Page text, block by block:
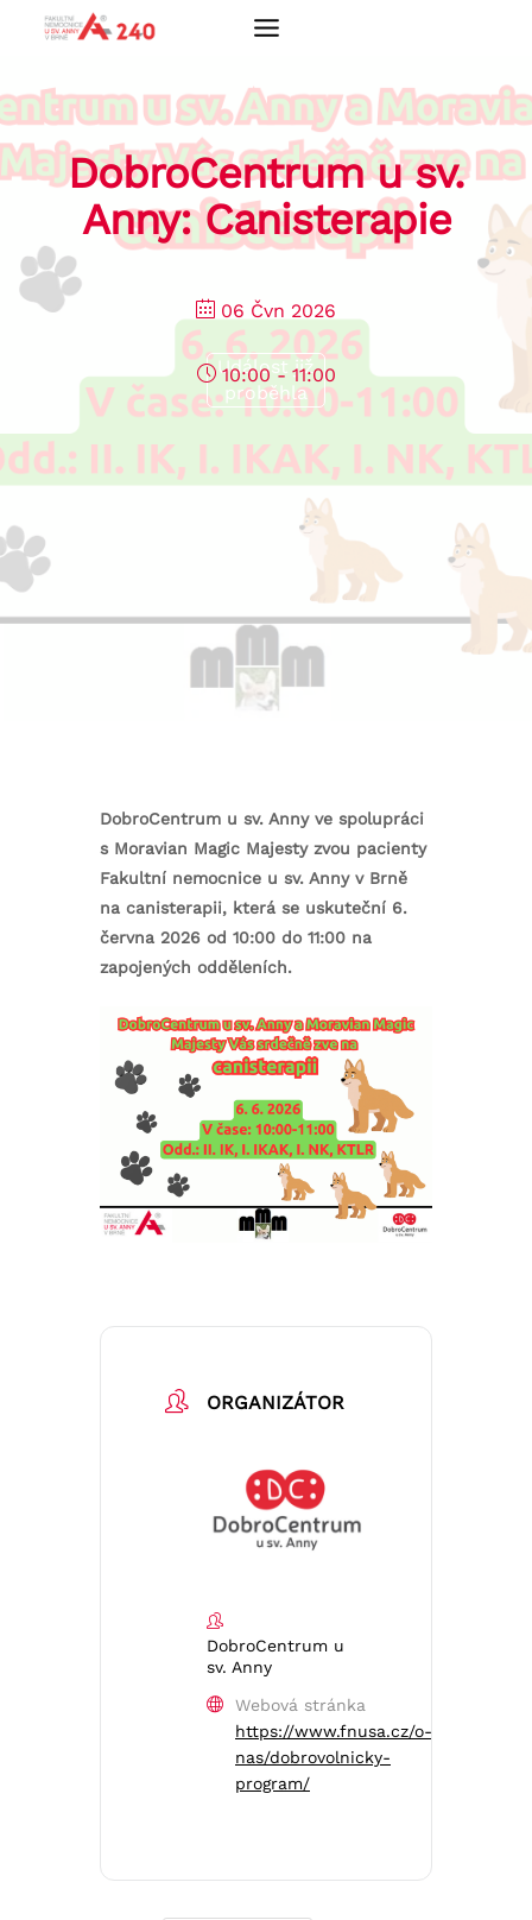
Přeskočit
DobroCentrum u sv.
Anny: Canisterapie
06 Čvn 2026
Událost již
proběhla
10:00 - 11:00
DobroCentrum u sv. Anny ve spolupráci
s Moravian Magic Majesty zvou pacienty
Fakultní nemocnice u sv. Anny v Brně
na canisterapii, která se uskuteční 6.
června 2026 od 10:00 do 11:00 na
zapojených odděleních.
ORGANIZÁTOR
DobroCentrum u
sv. Anny
Webová stránka
https://www.fnusa.cz/o-
nas/dobrovolnicky-
program/